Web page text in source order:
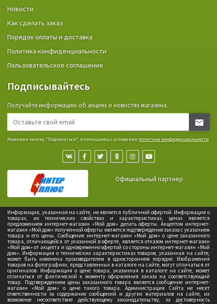
Новости
Как сделать заказ
Порядок оплаты и доставка
Политика конфиденциальности
Пользовательское соглашение
Подписывайтесь
Получайте информацию об акциях и новостях магазина.
Нажимая кнопку "Подписаться", я соглашаюсь с условиями политики конфиденциальности
Официальный партнер
Информация, указанная на сайте, не является публичной офертой. Информация о
товарах, их технических свойствах и характеристиках, ценах является
предложением интернет-магазин «Мой дом» делать оферты. Акцептом интернет-
магазин «Мой дом» полученной оферты является подтверждение заказа с указанием
товара и его цены. Сообщение интернет-магазин «Мой дом» о цене заказанного
товара, отличающейся от указанной в оферте, является отказом интернет-магазин
«Мой дом» от акцепта и одновременно офертой со стороны интернет-магазин «Мой
дом». Информация о технических характеристиках товаров, указанная на сайте,
может быть изменена производителем в одностороннем порядке. Изображения
товаров на фотографиях, представленных в каталоге на сайте, могут отличаться от
оригиналов. Информация о цене товара, указанная в каталоге на сайте, может
отличаться от фактической к моменту оформления заказа на соответствующий
товар. Подтверждением цены заказанного товара является сообщение интернет-
магазин «Мой дом» о цене такого товара. Администрация Сайта не несет
ответственности за содержание сообщений и других материалов на сайте, их
возможное несоответствие действующему законодательству, за достоверность